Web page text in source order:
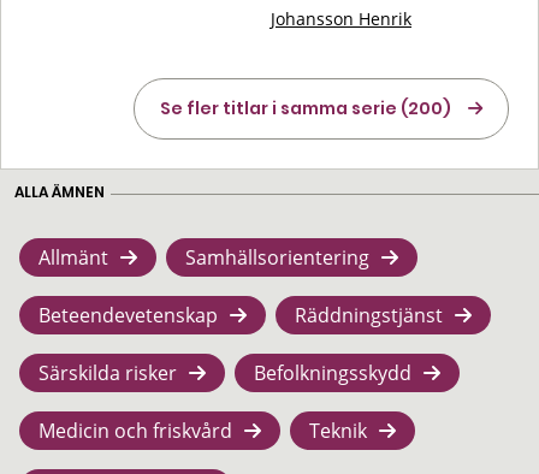
Johansson Henrik
Se fler titlar i samma serie (200)
ALLA ÄMNEN
Allmänt Samhällsorientering
Beteendevetenskap Räddningstjänst
Särskilda risker Befolkningsskydd
Medicin och friskvård Teknik